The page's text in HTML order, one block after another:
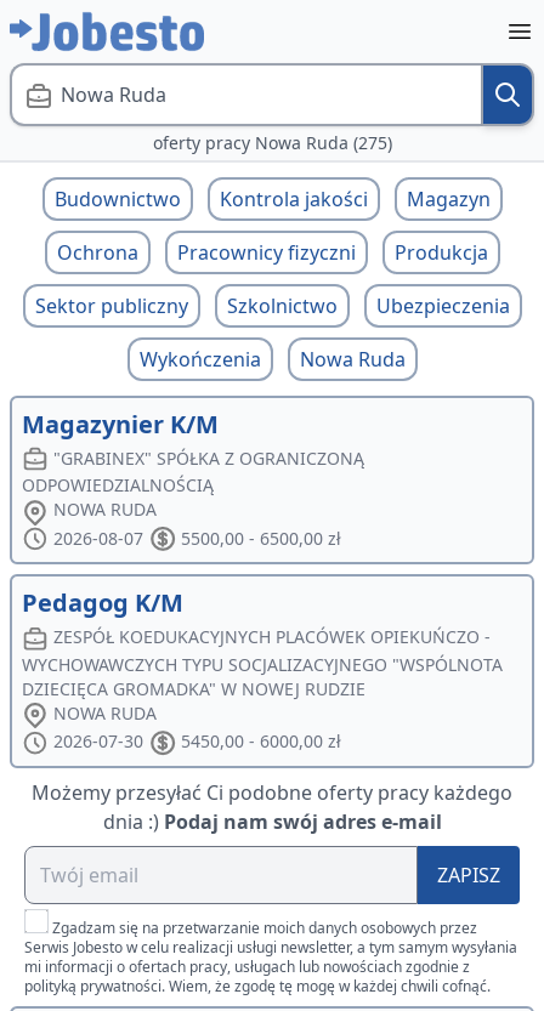
Nowa Ruda
oferty pracy Nowa Ruda (275)
Budownictwo Kontrola jakości
Magazyn
Ochrona
Pracownicy fizyczni
Produkcja
Sektor publiczny
Szkolnictwo
Ubezpieczenia
Wykończenia
Nowa Ruda
Magazynier K/M
"GRABINEX" SPÓŁKA Z OGRANICZONĄ
ODPOWIEDZIALNOŚCIĄ
NOWA RUDA
2026-08-07
5500,00 - 6500,00 zł
Pedagog K/M
ZESPÓŁ KOEDUKACYJNYCH PLACÓWEK OPIEKUŃCZO -
WYCHOWAWCZYCH TYPU SOCJALIZACYJNEGO "WSPÓLNOTA
DZIECIĘCA GROMADKA" W NOWEJ RUDZIE
NOWA RUDA
2026-07-30
5450,00 - 6000,00 zł
Możemy przesyłać Ci podobne oferty pracy każdego
dnia :) Podaj nam swój adres e-mail
ZAPISZ
Zgadzam się na przetwarzanie moich danych osobowych przez
Serwis Jobesto w celu realizacji usługi newsletter, a tym samym wysyłania
mi informacji o ofertach pracy, usługach lub nowościach zgodnie z
polityką prywatności. Wiem, że zgodę tę mogę w każdej chwili cofnąć.